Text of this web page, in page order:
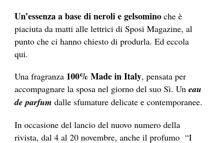
Un’essenza a base di neroli e gelsomino che è
piaciuta da matti alle lettrici di Sposi Magazine, al
punto che ci hanno chiesto di produrla. Ed eccola
qui.
Una fragranza 100% Made in Italy, pensata per
accompagnare la sposa nel giorno del suo Sì. Un eau
de parfum dalle sfumature delicate e contemporanee.
In occasione del lancio del nuovo numero della
rivista, dal 4 al 20 novembre, anche il profumo “I